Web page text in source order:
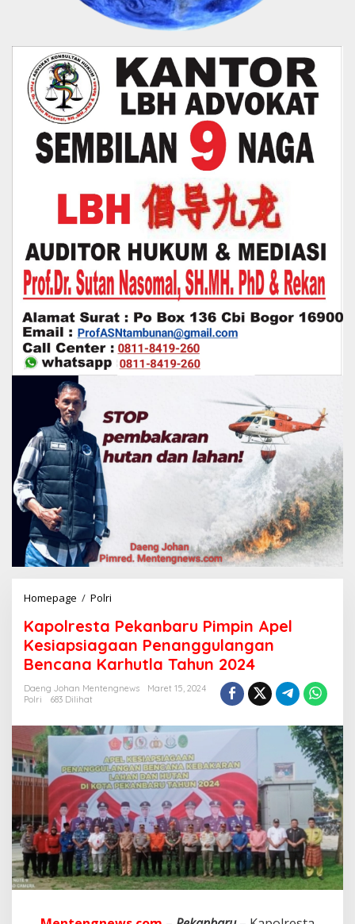
Homepage / Polri
p
o
l
r
e
s
a
P
e
k
a
n
b
a
r
u
P
Kapolresta Pekanbaru Pimpin Apel
Kesiapsiagaan Penanggulangan
Bencana Karhutla Tahun 2024
Daeng Johan Mentengnews
Maret 15, 2024
Polri
683 Dilihat